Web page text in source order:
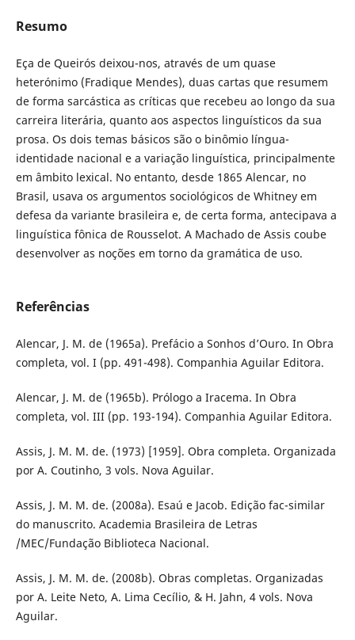
Resumo
Eça de Queirós deixou-nos, através de um quase
heterónimo (Fradique Mendes), duas cartas que resumem
de forma sarcástica as críticas que recebeu ao longo da sua
carreira literária, quanto aos aspectos linguísticos da sua
prosa. Os dois temas básicos são o binômio língua-
identidade nacional e a variação linguística, principalmente
em âmbito lexical. No entanto, desde 1865 Alencar, no
Brasil, usava os argumentos sociológicos de Whitney em
defesa da variante brasileira e, de certa forma, antecipava a
linguística fônica de Rousselot. A Machado de Assis coube
desenvolver as noções em torno da gramática de uso.
Referências
Alencar, J. M. de (1965a). Prefácio a Sonhos d’Ouro. In Obra
completa, vol. I (pp. 491-498). Companhia Aguilar Editora.
Alencar, J. M. de (1965b). Prólogo a Iracema. In Obra
completa, vol. III (pp. 193-194). Companhia Aguilar Editora.
Assis, J. M. M. de. (1973) [1959]. Obra completa. Organizada
por A. Coutinho, 3 vols. Nova Aguilar.
Assis, J. M. M. de. (2008a). Esaú e Jacob. Edição fac-similar
do manuscrito. Academia Brasileira de Letras
/MEC/Fundação Biblioteca Nacional.
Assis, J. M. M. de. (2008b). Obras completas. Organizadas
por A. Leite Neto, A. Lima Cecílio, & H. Jahn, 4 vols. Nova
Aguilar.